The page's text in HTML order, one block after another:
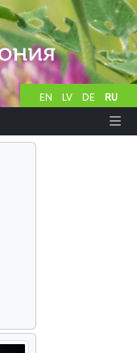
EN LV DE RU